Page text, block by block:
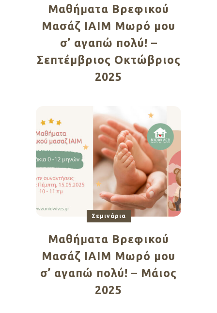
Μαθήματα Βρεφικού
Μασάζ ΙΑΙΜ Μωρό μου
σ’ αγαπώ πολύ! –
Σεπτέμβριος Οκτώβριος
2025
Σεμινάρια
Μαθήματα Βρεφικού
Μασάζ ΙΑΙΜ Μωρό μου
σ’ αγαπώ πολύ! – Μάιος
2025